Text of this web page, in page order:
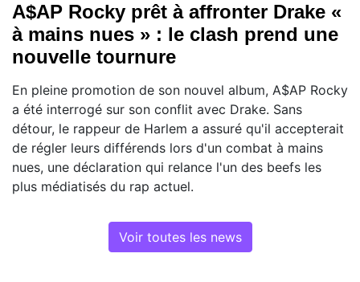
A$AP Rocky prêt à affronter Drake «
à mains nues » : le clash prend une
nouvelle tournure
En pleine promotion de son nouvel album, A$AP Rocky
a été interrogé sur son conflit avec Drake. Sans
détour, le rappeur de Harlem a assuré qu'il accepterait
de régler leurs différends lors d'un combat à mains
nues, une déclaration qui relance l'un des beefs les
plus médiatisés du rap actuel.
Voir toutes les news